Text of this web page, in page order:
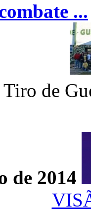
...
de
de 2014